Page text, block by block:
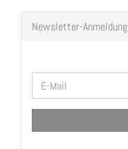
Newsletter-Anmeldung
WEITER
ZUR
NEWSLETTER-
E-
Mail